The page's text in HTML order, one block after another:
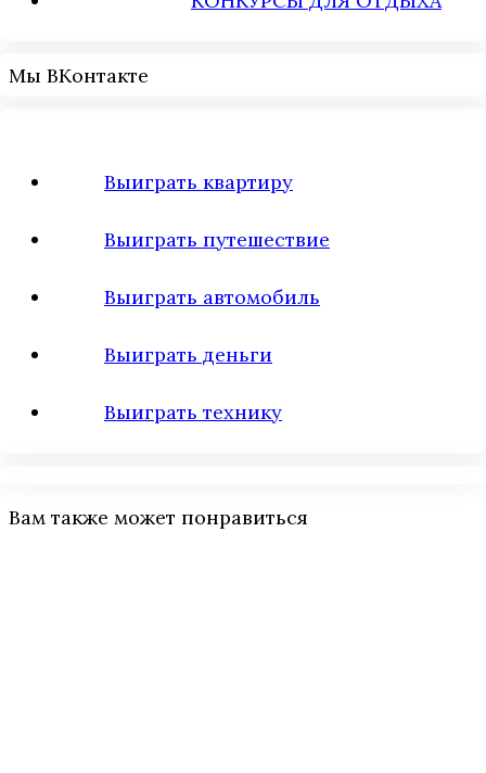
Мы ВКонтакте
Выиграть квартиру
Выиграть путешествие
Выиграть автомобиль
Выиграть деньги
Выиграть технику
Вам также может понравиться